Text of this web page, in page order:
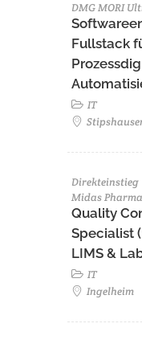
DMG MORI
Fullstack
IT
Direkteinstieg
Midas
Quality
Specialist
LIMS &
IT
Ingelheim